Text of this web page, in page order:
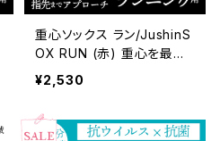
重心ソックス ラン/JushinS
OX RUN (赤) 重心を最適
な位置へ、アーチを作り出
して、姿勢の改善をサポー
プローチし、足裏のグリップ
¥2,530